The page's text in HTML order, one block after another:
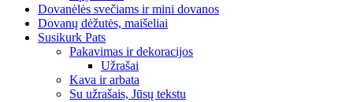
Dovanėlės svečiams ir mini dovanos
Dovanų dėžutės, maišeliai
Susikurk Pats
Pakavimas ir dekoracijos
Užrašai
Kava ir arbata
Su užrašais, Jūsų tekstu